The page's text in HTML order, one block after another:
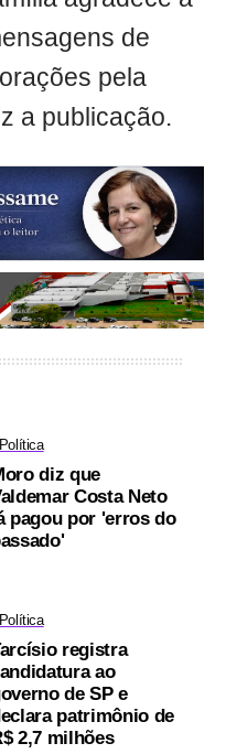
de
pela
a publicação.
diz que
Costa Neto
pagou por 'erros do
registra
ao
de SP e
patrimônio de
2,7 milhões